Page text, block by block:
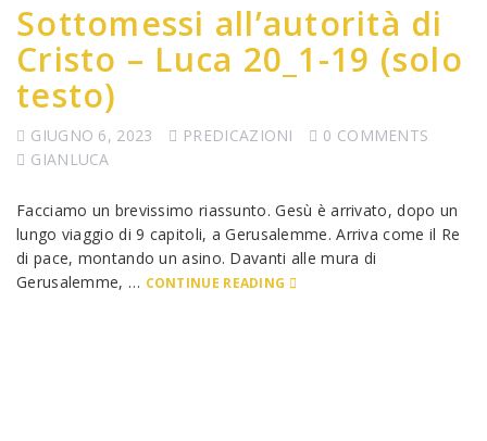
Sottomessi all’autorità di
Cristo – Luca 20_1-19 (solo
testo)
GIUGNO 6, 2023 PREDICAZIONI
0 COMMENTS
GIANLUCA
Facciamo un brevissimo riassunto. Gesù è arrivato, dopo un
lungo viaggio di 9 capitoli, a Gerusalemme. Arriva come il Re
di pace, montando un asino. Davanti alle mura di
Gerusalemme, … CONTINUE READING